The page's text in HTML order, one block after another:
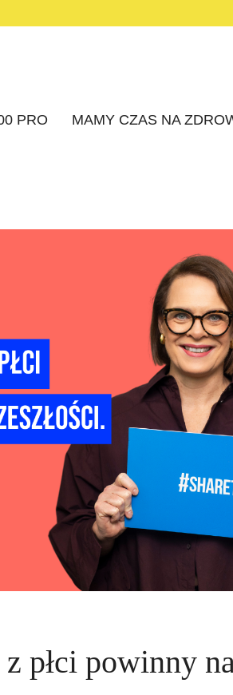
PRO MAMY CZAS NA
płci powinny